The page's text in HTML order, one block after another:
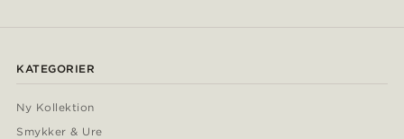
KATEGORIER
Ny Kollektion
Smykker & Ure